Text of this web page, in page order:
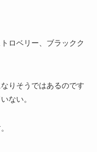
ロベリー、ブラックク
りそうではあるのです
ない。